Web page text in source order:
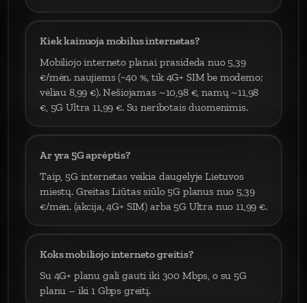
Kiek kainuoja mobilus internetas?
Mobiliojo interneto planai prasideda nuo 5,39
€/mėn. naujiems (−40 %, tik 4G+ SIM be modemo;
vėliau 8,99 €). Nešiojamas ~10,98 €, namų ~11,98
€, 5G Ultra 11,99 €. Su neribotais duomenimis.
Ar yra 5G aprėptis?
Taip, 5G internetas veikia daugelyje Lietuvos
miestų. Greitas Liūtas siūlo 5G planus nuo 5,39
€/mėn. (akcija, 4G+ SIM) arba 5G Ultra nuo 11,99 €.
Koks mobiliojo interneto greitis?
Su 4G+ planu gali gauti iki 300 Mbps, o su 5G
planu – iki 1 Gbps greitį.